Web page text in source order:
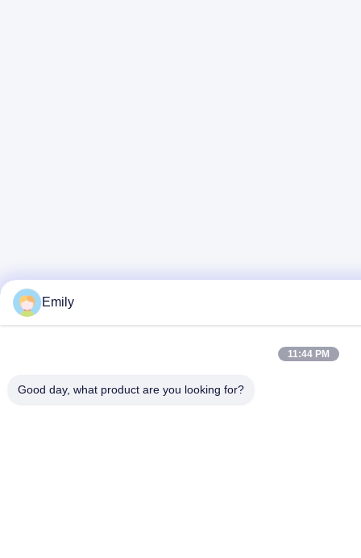
Emily
11:44 PM
Good day, what product are you looking for?